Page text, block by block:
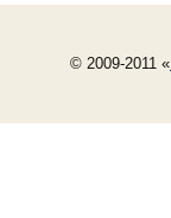
© 2009-2011 «